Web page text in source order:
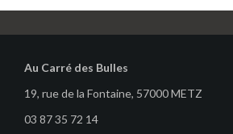
Au Carré des Bulles
19, rue de la Fontaine, 57000 METZ
03 87 35 72 14